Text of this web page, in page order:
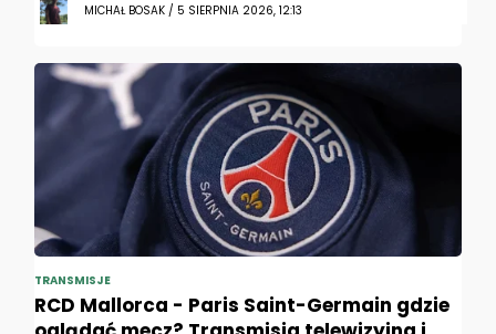
MICHAŁ BOSAK / 5 SIERPNIA 2026, 12:13
TRANSMISJE
RCD Mallorca - Paris Saint-Germain gdzie